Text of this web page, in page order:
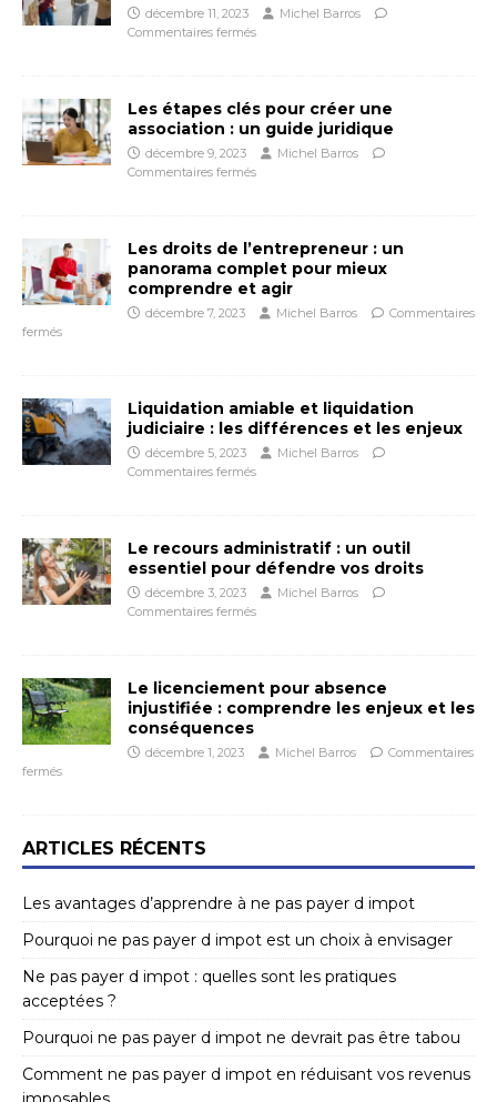
décembre 11, 2023
Michel Barros
Commentaires fermés
Les étapes clés pour créer une
association : un guide juridique
décembre 9, 2023
Michel Barros
Commentaires fermés
Les droits de l’entrepreneur : un
panorama complet pour mieux
comprendre et agir
décembre 7, 2023 Michel Barros
Commentaires
fermés
Liquidation amiable et liquidation
judiciaire : les différences et les enjeux
décembre 5, 2023
Michel Barros
Commentaires fermés
Le recours administratif : un outil
essentiel pour défendre vos droits
décembre 3, 2023
Michel Barros
Commentaires fermés
Le licenciement pour absence
injustifiée : comprendre les enjeux et les
conséquences
décembre 1, 2023 Michel Barros
Commentaires
fermés
ARTICLES RÉCENTS
Les avantages d’apprendre à ne pas payer d impot
Pourquoi ne pas payer d impot est un choix à envisager
Ne pas payer d impot : quelles sont les pratiques
acceptées ?
Pourquoi ne pas payer d impot ne devrait pas être tabou
Comment ne pas payer d impot en réduisant vos revenus